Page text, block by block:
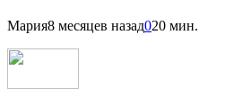
Мария8 месяцев назад020 мин.